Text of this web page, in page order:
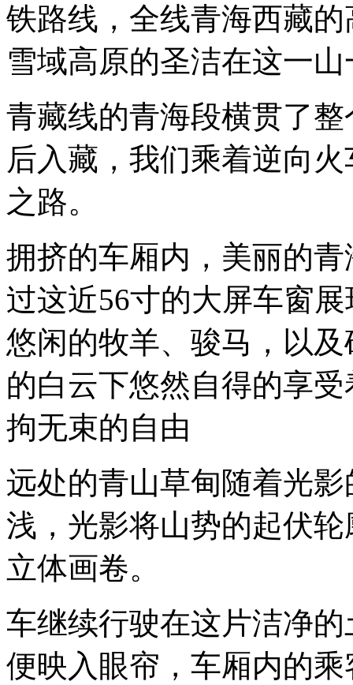
也
渐
渐
的
碧
蓝
的
青
湖
静
的
神
在
天
边，
一
切
都
像
天
堂
的
我
从
敦
煌
辗
转
到
尔
木，
来
计
铁路线，全线青海西藏
雪域高原的圣洁在这一
青藏线的青海段横贯了整
后入藏，我们乘着逆向
之路。
拥挤的车厢内，美丽的
过这近56寸的大屏车窗
悠闲的牧羊、骏马，以
的白云下悠然自得的享
拘无束的自由
远处的青山草甸随着光
浅，光影将山势的起伏
立体画卷。
车继续行驶在这片洁净
便映入眼帘，车厢内的